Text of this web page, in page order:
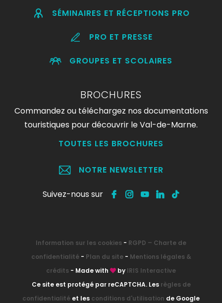
SÉMINAIRES ET RÉCEPTIONS PRO
PRO ET PRESSE
GROUPES ET SCOLAIRES
BROCHURES
Commandez ou téléchargez nos documentations
touristiques pour découvrir le Val-de-Marne.
TOUTES LES BROCHURES
NOTRE NEWSLETTER
Suivez-nous sur
Information sur les cookies - RGPD – Charte de
confidentialité- Plan du site- Mentions légales &
crédits - Made with by IRIS Interactive
Ce site est protégé par reCAPTCHA. Les règles de
confidentialité et les conditions d'utilisation de Google